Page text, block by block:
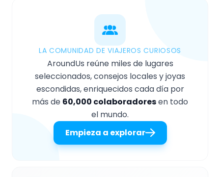
LA COMUNIDAD DE VIAJEROS CURIOSOS
AroundUs reúne miles de lugares
seleccionados, consejos locales y joyas
escondidas, enriquecidos cada día por
más de 60,000 colaboradoresen todo
el mundo.
Empieza a explorar